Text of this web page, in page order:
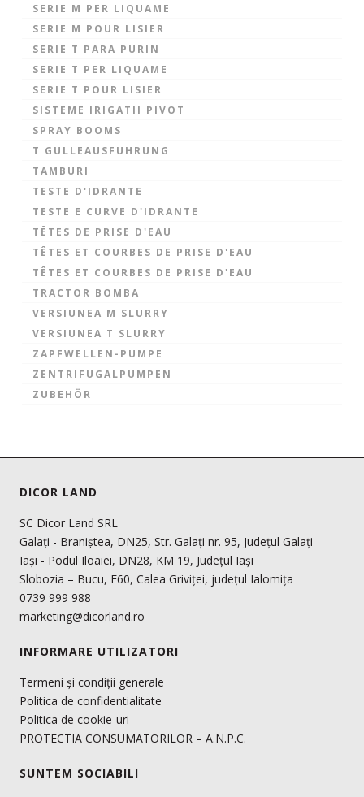
SERIE M PER LIQUAME
SERIE M POUR LISIER
SERIE T PARA PURIN
SERIE T PER LIQUAME
SERIE T POUR LISIER
SISTEME IRIGATII PIVOT
SPRAY BOOMS
T GULLEAUSFUHRUNG
TAMBURI
TESTE D'IDRANTE
TESTE E CURVE D'IDRANTE
TÊTES DE PRISE D'EAU
TÊTES ET COURBES DE PRISE D'EAU
TÊTES ET COURBES DE PRISE D'EAU
TRACTOR BOMBA
VERSIUNEA M SLURRY
VERSIUNEA T SLURRY
ZAPFWELLEN-PUMPE
ZENTRIFUGALPUMPEN
ZUBEHÖR
DICOR LAND
SC Dicor Land SRL
Galați - Braniștea, DN25, Str. Galați nr. 95, Județul Galați
Iași - Podul Iloaiei, DN28, KM 19, Județul Iași
Slobozia – Bucu, E60, Calea Griviței, județul Ialomița
0739 999 988
marketing@dicorland.ro
INFORMARE UTILIZATORI
Termeni și condiții generale
Politica de confidentialitate
Politica de cookie-uri
PROTECTIA CONSUMATORILOR – A.N.P.C.
SUNTEM SOCIABILI